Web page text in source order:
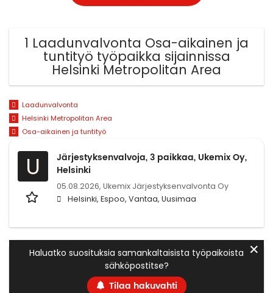
1 Laadunvalvonta Osa-aikainen ja
tuntityö työpaikka sijainnissa
Helsinki Metropolitan Area
Laadunvalvonta
Helsinki Metropolitan Area
Osa-aikainen ja tuntityö
U
Järjestyksenvalvoja, 3 paikkaa, Ukemix Oy,
Helsinki
05.08.2026, Ukemix Järjestyksenvalvonta Oy
Helsinki, Espoo, Vantaa, Uusimaa
Haluatko suosituksia samankaltaisista työpaikoista
sähköpostitse?
Tilaa hakuvahti
✕